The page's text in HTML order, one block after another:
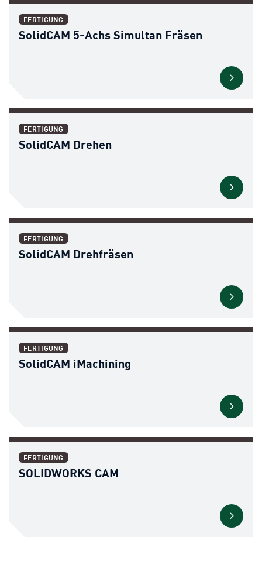
FERTIGUNG
SolidCAM 5-Achs Simultan Fräsen
FERTIGUNG
SolidCAM Drehen
FERTIGUNG
SolidCAM Drehfräsen
FERTIGUNG
SolidCAM iMachining
FERTIGUNG
SOLIDWORKS CAM